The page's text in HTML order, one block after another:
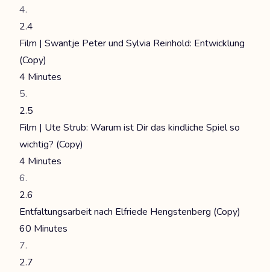
2.4
Film | Swantje Peter und Sylvia Reinhold: Entwicklung
(Copy)
4 Minutes
2.5
Film | Ute Strub: Warum ist Dir das kindliche Spiel so
wichtig? (Copy)
4 Minutes
2.6
Entfaltungsarbeit nach Elfriede Hengstenberg (Copy)
60 Minutes
2.7